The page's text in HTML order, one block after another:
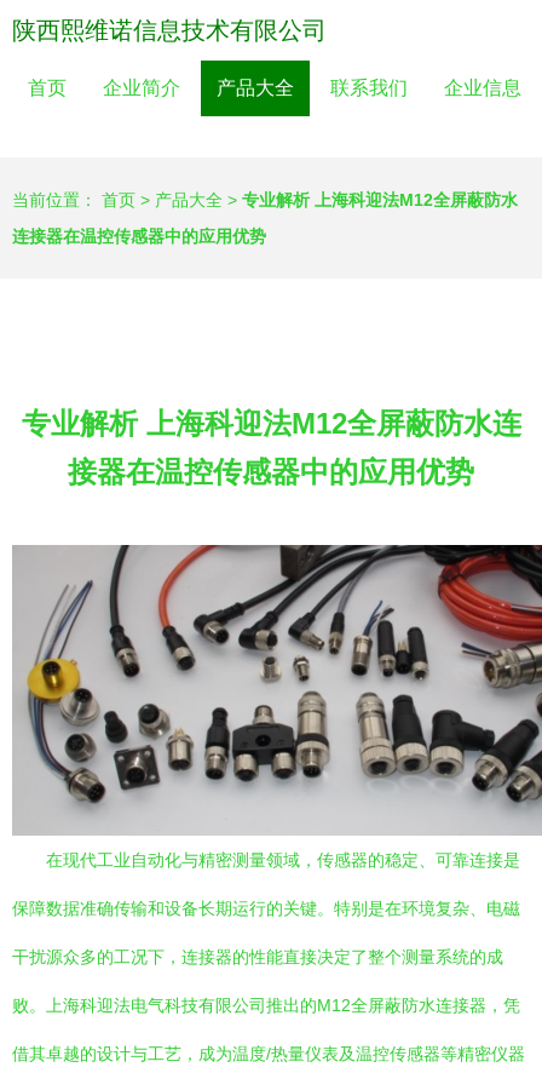
陕西熙维诺信息技术有限公司
首页 企业简介 产品大全 联系我们 企业信息
当前位置： 首页 > 产品大全 > 专业解析 上海科迎法M12全屏蔽防水
连接器在温控传感器中的应用优势
专业解析 上海科迎法M12全屏蔽防水连
接器在温控传感器中的应用优势
在现代工业自动化与精密测量领域，传感器的稳定、可靠连接是
保障数据准确传输和设备长期运行的关键。特别是在环境复杂、电磁
干扰源众多的工况下，连接器的性能直接决定了整个测量系统的成
败。上海科迎法电气科技有限公司推出的M12全屏蔽防水连接器，凭
借其卓越的设计与工艺，成为温度/热量仪表及温控传感器等精密仪器